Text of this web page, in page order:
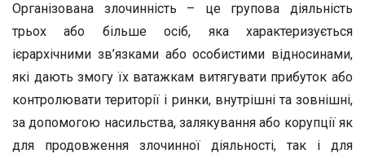
Організована злочинність – це групова діяльність
трьох або більше осіб, яка характеризується
ієрархічними зв’язками або особистими відносинами,
які дають змогу їх ватажкам витягувати прибуток або
контролювати території і ринки, внутрішні та зовнішні,
за допомогою насильства, залякування або корупції як
для продовження злочинної діяльності, так і для